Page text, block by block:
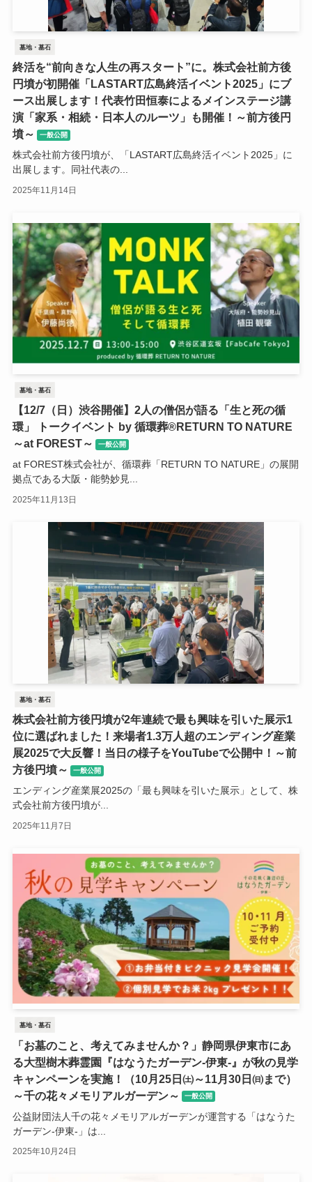
墓地・墓石
終活を“前向きな人生の再スタート”に。株式会社前方後
円墳が初開催「LASTART広島終活イベント2025」にブ
ース出展します！代表竹田恒泰によるメインステージ講
演「家系・相続・日本人のルーツ」も開催！～前方後円
墳～
一般公開
株式会社前方後円墳が、「LASTART広島終活イベント2025」に
出展します。同社代表の...
2025年11月14日
墓地・墓石
【12/7（日）渋谷開催】2人の僧侶が語る「生と死の循
環」 トークイベント by 循環葬®︎RETURN TO NATURE
～at FOREST～
一般公開
at FOREST株式会社が、循環葬「RETURN TO NATURE」の展開
拠点である大阪・能勢妙見...
2025年11月13日
墓地・墓石
株式会社前方後円墳が2年連続で最も興味を引いた展示1
位に選ばれました！来場者1.3万人超のエンディング産業
展2025で大反響！当日の様子をYouTubeで公開中！～前
方後円墳～
一般公開
エンディング産業展2025の「最も興味を引いた展示」として、株
式会社前方後円墳が...
2025年11月7日
墓地・墓石
「お墓のこと、考えてみませんか？」静岡県伊東市にあ
る大型樹木葬霊園『はなうたガーデン-伊東-』が秋の見学
キャンペーンを実施！（10月25日㈯～11月30日㈰まで）
～千の花々メモリアルガーデン～
一般公開
公益財団法人千の花々メモリアルガーデンが運営する「はなうた
ガーデン-伊東-」は...
2025年10月24日